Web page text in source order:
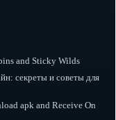
and Sticky Wilds
секреты и советы для
apk and Receive On